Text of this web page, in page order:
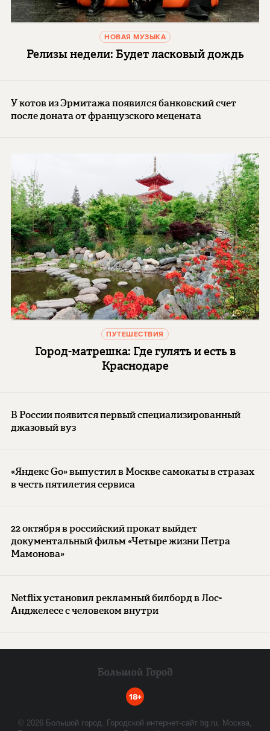
НОВАЯ МУЗЫКА
Релизы недели: Будет ласковый дождь
У котов из Эрмитажа появился банковский счет
после доната от французского мецената
ПУТЕШЕСТВИЯ
Город-матрешка: Где гулять и есть в
Краснодаре
В России появится первый специализированный
джазовый вуз
«Яндекс Go» выпустил в Москве самокаты в стразах
в честь пятилетия сервиса
22 октября в российский прокат выйдет
документальный фильм «Четыре жизни Петра
Мамонова»
Netflix установил рекламный билборд в Лос-
Анджелесе с человеком внутри
18+
© 2026 Большой город. Городской интернет-сайт bg.ru. Москва,